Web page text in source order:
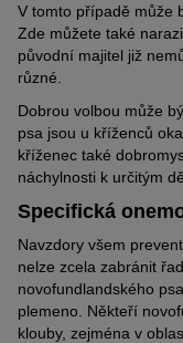
V tomto případě může
Zde můžete také
původní majitel již
různé.
Dobrou volbou může
psa jsou u kříženců
kříženec také
náchylnosti k určitým
Specifická
Navzdory všem
nelze zcela zabránit
novofundlandského
plemeno. Někteří
klouby, zejména v